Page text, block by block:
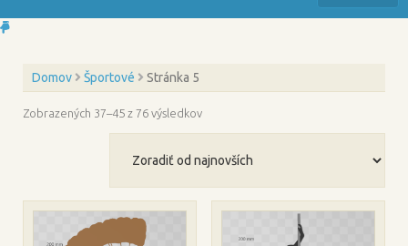
Domov Športové Stránka 5
Zobrazených 37–45 z 76 výsledkovZoradené